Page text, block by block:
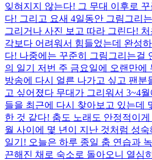
잊혀지지 않는다! 그 무대 이후로
다! 그리고 요새 4일동안 그림그리
그리거나 사진 보고 따라 그린다!
각보다 어려워서 힘들었는데 완성
다! 나중에는 꾸준히 그림그리는걸
의 일기 저번 주 금요일에 오랜만에
방송에 다시 얼른 나가고 싶고 팬분
고 싶어졌다 무대가 그리워서 3~4
들을 최근에 다시 찾아보고 있는데
한 것 같다! 춤도 노래도 안정적이
월 사이에 몇 년이 지난 것처럼 성숙
일기! 오늘은 하루 종일 춤 연습과
끈해진 채로 숙소로 돌아오니 열심